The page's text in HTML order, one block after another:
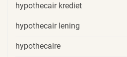
hypothecair krediet
hypothecair lening
hypothecaire